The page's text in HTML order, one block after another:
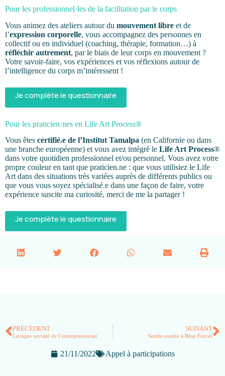
Pour les professionnel·les de la facilitation par le corps
Vous animez des ateliers autour du mouvement libre et de
l’expression corporelle, vous accompagnez des personnes en
collectif ou en individuel (coaching, thérapie, formation…) à
réfléchir autrement, par le biais de leur corps en mouvement ?
Votre savoir-faire, vos expériences et vos réflexions autour de
l’intelligence du corps m’intéressent !
Je complète le questionnaire
Pour les praticien·nes en Life Art Process®
Vous êtes certifié.e de l’Institut Tamalpa (en Californie ou dans
une branche européenne) et vous avez intégré le Life Art Process®
dans votre quotidien professionnel et/ou personnel. Vous avez votre
propre couleur en tant que praticien.ne : que vous utilisiez le Life
Art dans des situations très variées auprès de différents publics ou
que vous vous soyez spécialisé.e dans une façon de faire, votre
expérience suscite ma curiosité, merci de me la partager !
Je complète le questionnaire
PRÉCÉDENT
Lexique revisité de l’entrepreneuriat
SUIVANT
Soirée contée à Réso Forces
21/11/2022 Appel à participations